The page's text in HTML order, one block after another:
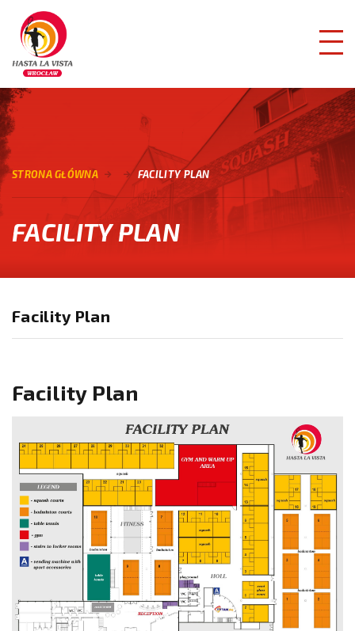
STRONA GŁÓWNA FACILITY PLAN
FACILITY PLAN
Facility Plan
Facility Plan